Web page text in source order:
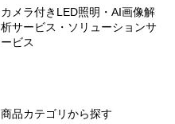
カメラ付きLED照明・AI画像解
析サービス・ソリューションサ
ービス
商品カテゴリから探す